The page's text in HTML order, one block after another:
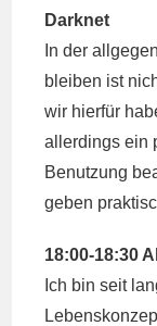
Darknet
In der
bleiben ist
wir hierfür
allerdings ein
Benutzung
geben
18:00-18:30
Ich bin seit